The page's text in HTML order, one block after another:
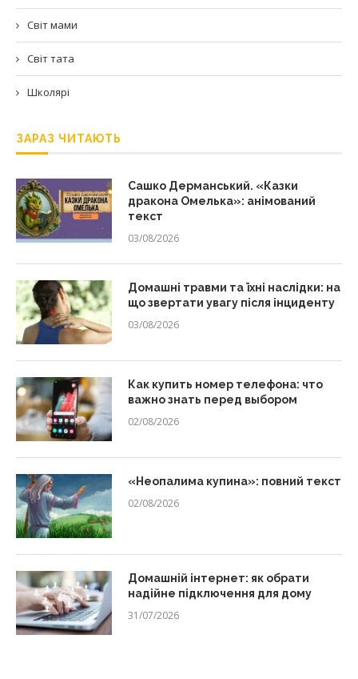
Світ мами
Світ тата
Школярі
ЗАРАЗ ЧИТАЮТЬ
Сашко Дерманський. «Казки
дракона Омелька»: анімований
текст
03/08/2026
Домашні травми та їхні наслідки: на
що звертати увагу після інциденту
03/08/2026
Как купить номер телефона: что
важно знать перед выбором
02/08/2026
«Неопалима купина»: повний текст
02/08/2026
Домашній інтернет: як обрати
надійне підключення для дому
31/07/2026